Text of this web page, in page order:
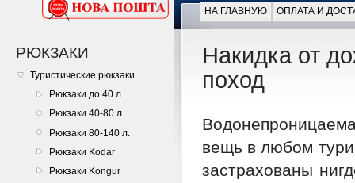
НА ГЛАВНУЮ ОПЛАТА И
РЮКЗАКИ
Туристические рюкзаки
Рюкзаки до 40 л.
Рюкзаки 40-80 л.
Рюкзаки 80-140 л.
Рюкзаки Kodar
Рюкзаки Kongur
Главная
Накидка от
поход
вещь в любом
застрахованы